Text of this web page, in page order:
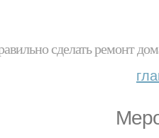
сделать ремонт